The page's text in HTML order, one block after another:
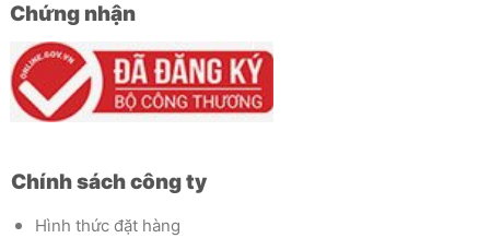
Chứng nhận
Chính sách công ty
Hình thức đặt hàng